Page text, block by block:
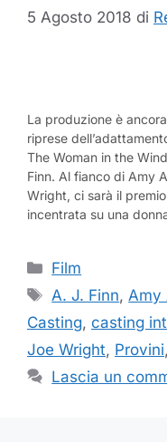
5 Agosto 2018 di
La produzione è
riprese
The Woman in the
Finn. Al fianco di Amy
Wright, ci sarà il
incentrata su una
Categorie
Film
Tag
A. J. Finn,Amy
Casting, casting
Joe Wright, Provini,
Lascia un